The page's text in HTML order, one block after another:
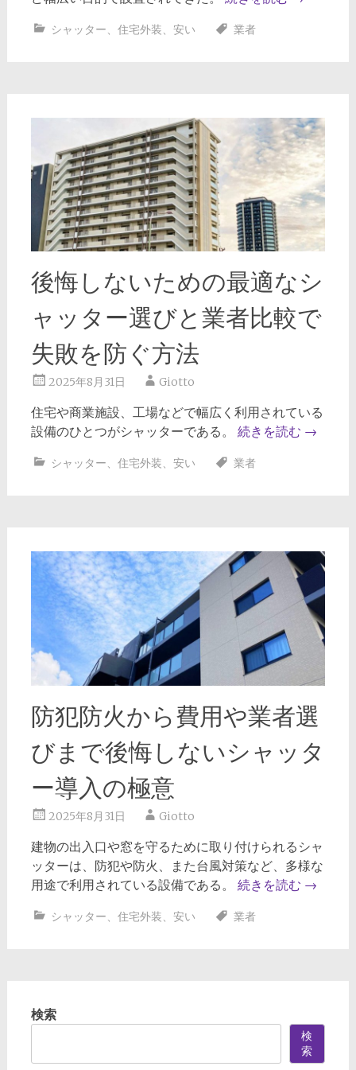
シャッター、 住宅外装、 安い 業者
後悔しないための最適なシ
ャッター選びと業者比較で
失敗を防ぐ方法
2025年8月31日 Giotto
住宅や商業施設、工場などで幅広く利用されている
設備のひとつがシャッターである。 続きを読む →
シャッター、 住宅外装、 安い 業者
防犯防火から費用や業者選
びまで後悔しないシャッタ
ー導入の極意
2025年8月31日 Giotto
建物の出入口や窓を守るために取り付けられるシャ
ッターは、防犯や防火、また台風対策など、多様な
用途で利用されている設備である。 続きを読む →
シャッター、 住宅外装、 安い 業者
検索
検
索